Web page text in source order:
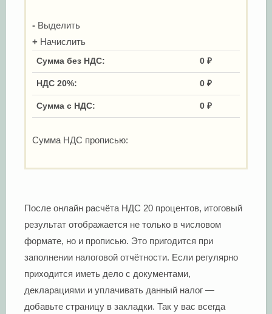
- Выделить
+ Начислить
Сумма безНДС: 0 ₽
НДС 20%: 0 ₽
Сумма сНДС: 0 ₽
Сумма НДС прописью:
После онлайн расчёта НДС 20 процентов, итоговый
результат отображается не только в числовом
формате, но и прописью. Это пригодится при
заполнении налоговой отчётности. Если регулярно
приходится иметь дело с документами,
декларациями и уплачивать данный налог —
добавьте страницу в закладки. Так у вас всегда